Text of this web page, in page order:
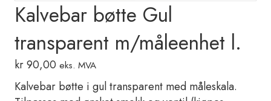
Kalvebar bøtte Gul
transparent m/måleenhet l.
kr90,00 eks. MVA
Kalvebar bøtte i gul transparent med måleskala.